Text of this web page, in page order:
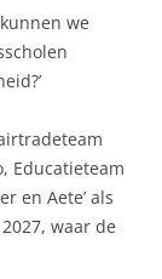
we
Educatieteam
en Aete’ als
waar de